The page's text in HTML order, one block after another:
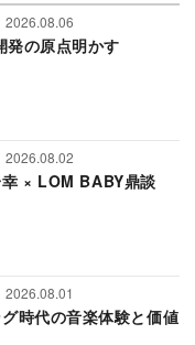
2026.08.06
発の原点明かす
2026.08.02
× LOM BABY鼎談
2026.08.01
時代の音楽体験と価値